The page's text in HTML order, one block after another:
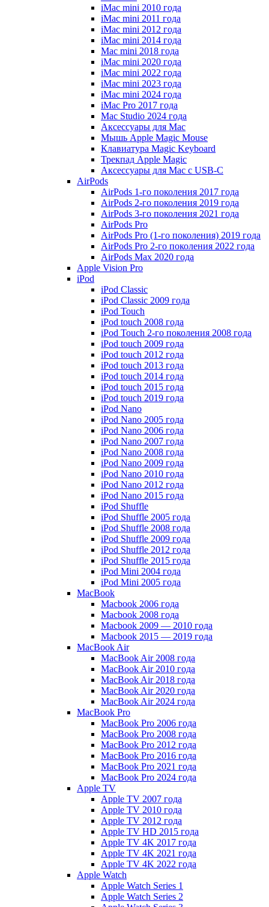
iMac mini 2010 года
iMac mini 2011 года
iMac mini 2012 года
iMac mini 2014 года
Mac mini 2018 года
iMac mini 2020 года
iMac mini 2022 года
iMac mini 2023 года
iMac mini 2024 года
iMac Pro 2017 года
Mac Studio 2024 года
Аксессуары для Mac
Мышь Apple Magic Mouse
Клавиатура Magic Keyboard
Трекпад Apple Magic
Аксессуары для Mac с USB-C
AirPods
AirPods 1-го поколения 2017 года
AirPods 2-го поколения 2019 года
AirPods 3-го поколения 2021 года
AirPods Pro
AirPods Pro (1-го поколения) 2019 года
AirPods Pro 2-го поколения 2022 года
AirPods Max 2020 года
Apple Vision Pro
iPod
iPod Classic
iPod Classic 2009 года
iPod Touch
iPod touch 2008 года
iPod Touch 2-го поколения 2008 года
iPod touch 2009 года
iPod touch 2012 года
iPod touch 2013 года
iPod touch 2014 года
iPod touch 2015 года
iPod touch 2019 года
iPod Nano
iPod Nano 2005 года
iPod Nano 2006 года
iPod Nano 2007 года
iPod Nano 2008 года
iPod Nano 2009 года
iPod Nano 2010 года
iPod Nano 2012 года
iPod Nano 2015 года
iPod Shuffle
iPod Shuffle 2005 года
iPod Shuffle 2008 года
iPod Shuffle 2009 года
iPod Shuffle 2012 года
iPod Shuffle 2015 года
iPod Mini 2004 года
iPod Mini 2005 года
MacBook
Macbook 2006 года
Macbook 2008 года
Macbook 2009 — 2010 года
Macbook 2015 — 2019 года
MacBook Air
MacBook Air 2008 года
MacBook Air 2010 года
MacBook Air 2018 года
MacBook Air 2020 года
MacBook Air 2024 года
MacBook Pro
MacBook Pro 2006 года
MacBook Pro 2008 года
MacBook Pro 2012 года
MacBook Pro 2016 года
MacBook Pro 2021 года
MacBook Pro 2024 года
Apple TV
Apple TV 2007 года
Apple TV 2010 года
Apple TV 2012 года
Apple TV HD 2015 года
Apple TV 4K 2017 года
Apple TV 4K 2021 года
Apple TV 4K 2022 года
Apple Watch
Apple Watch Series 1
Apple Watch Series 2